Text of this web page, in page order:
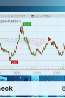
die Herstellung
von
erschwinglichen
Dabei
vorrangig
zwischen 15
Kollektion
T-Shirts,
Shirts,
und